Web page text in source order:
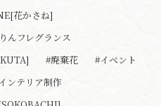
花かさね]
んフレグランス
#廃棄花
#イベント
ンテリア制作